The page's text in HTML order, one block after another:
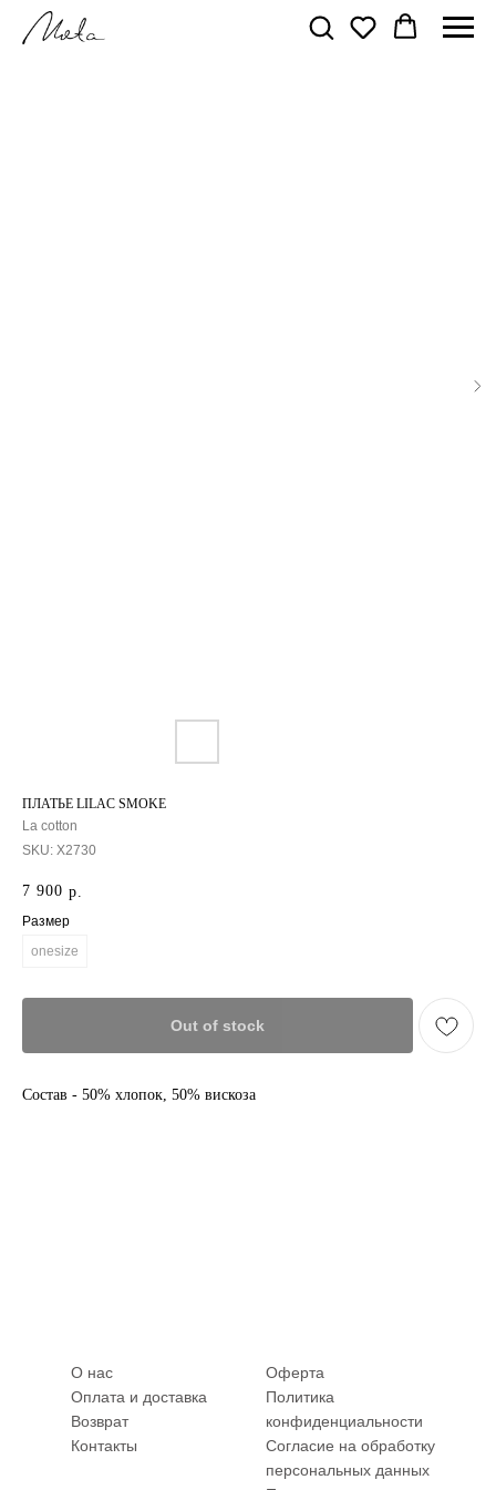
ПЛАТЬЕ LILAC SMOKE
La cotton
SKU: X2730
7 900 р.
Размер
onesize
Out of stock
Cостав - 50% хлопок, 50% вискоза
О нас
Оплата и доставка
Возврат
Контакты
Оферта
Политика
конфиденциальности
Согласие на обработку
персональных данных